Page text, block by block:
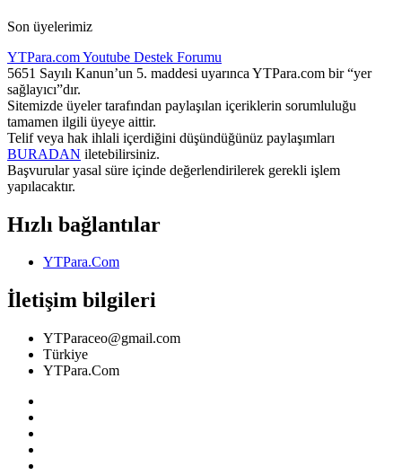
Son üyelerimiz
YTPara.comYoutube Destek Forumu
5651 Sayılı Kanun’un 5. maddesi uyarınca YTPara.com bir “yer
sağlayıcı”dır.
Sitemizde üyeler tarafından paylaşılan içeriklerin sorumluluğu
tamamen ilgili üyeye aittir.
Telif veya hak ihlali içerdiğini düşündüğünüz paylaşımları
BURADAN iletebilirsiniz.
Başvurular yasal süre içinde değerlendirilerek gerekli işlem
yapılacaktır.
Hızlı bağlantılar
YTPara.Com
İletişim bilgileri
YTParaceo@gmail.com
Türkiye
YTPara.Com